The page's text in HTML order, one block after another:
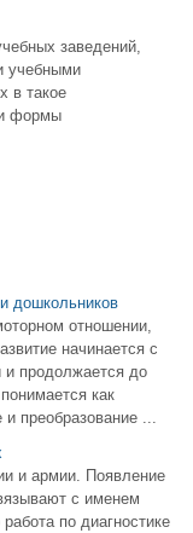
заведений,
учебными
в такое
формы
дошкольников
отношении,
начинается с
и продолжается до
как
преобразование ...
и армии. Появление
с именем
по диагностике